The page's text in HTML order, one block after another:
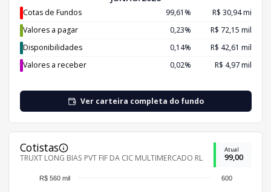
Cotas de Fundos 99,61%
R$ 30,94 mi
Valores a pagar
0,23%
R$ 72,15 mil
Disponibilidades
0,14%
R$ 42,61 mil
Valores a receber
0,02% R$ 4,97 mil
Ver carteira completa do fundo
Cotistas
TRUXT LONG BIAS PVT FIF DA CIC MULTIMERCADO RL
Atual
99,00
600
R$ 560 mil